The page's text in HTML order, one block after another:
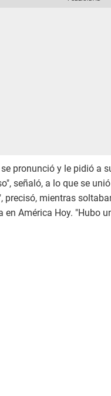
pronunció y le pidió a
señaló, a lo que se
precisó, mientras
en América Hoy. "Hubo